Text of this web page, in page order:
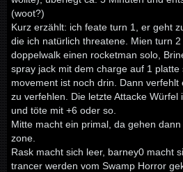
(woot?)
Kurz erzählt: ich feate turn 1, er geht
die ich natürlich threatene. Mien turn
doppelwalk einen rocketman solo,
spray jack mit dem charge auf 1
movement ist noch drin. Dann
zu verfehlen. Die letzte Attacke
und töte mit +6 oder so.
Mitte macht ein primal, da gehen
zone.
Rask macht sich leer, barney0 macht
trancer werden vom Swamp Horror